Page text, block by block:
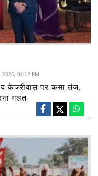
2026, 04:12 PM
केजरीवाल पर कसा तंज,
गलत